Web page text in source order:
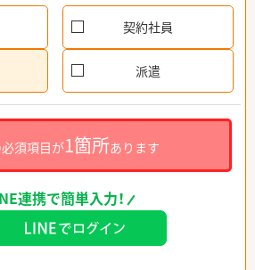
契約社員
派遣
須項目が1箇所あります
連携で簡単入力！